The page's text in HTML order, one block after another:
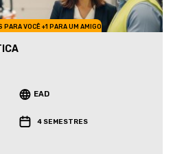
PARA VOCÊ +1 PARA UM AMIGO
EAD
4 SEMESTRES